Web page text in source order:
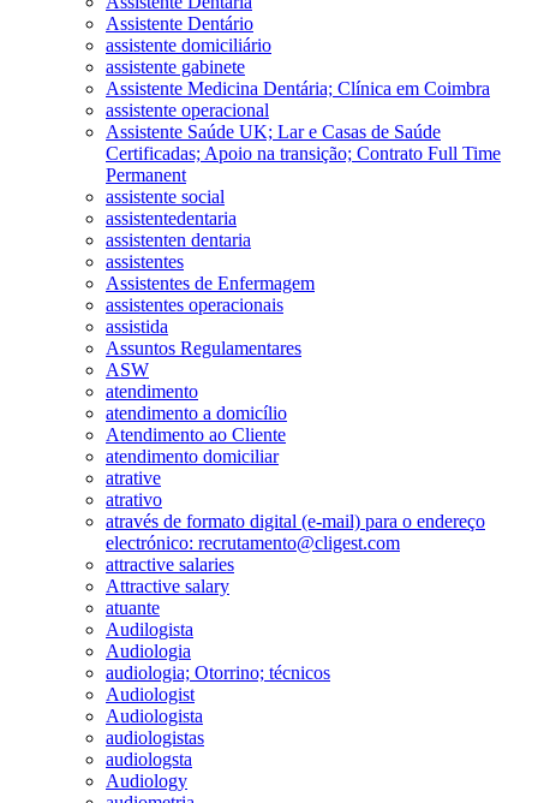
Assistente Dentário
assistente domiciliário
assistente gabinete
Assistente Medicina Dentária; Clínica em Coimbra
assistente operacional
Assistente Saúde UK; Lar e Casas de Saúde
Certificadas; Apoio na transição; Contrato Full Time
Permanent
assistente social
assistentedentaria
assistenten dentaria
assistentes
Assistentes de Enfermagem
assistentes operacionais
assistida
Assuntos Regulamentares
ASW
atendimento
atendimento a domicílio
Atendimento ao Cliente
atendimento domiciliar
atrative
atrativo
através de formato digital (e-mail) para o endereço
electrónico: recrutamento@cligest.com
attractive salaries
Attractive salary
atuante
Audilogista
Audiologia
audiologia; Otorrino; técnicos
Audiologist
Audiologista
audiologistas
audiologsta
Audiology